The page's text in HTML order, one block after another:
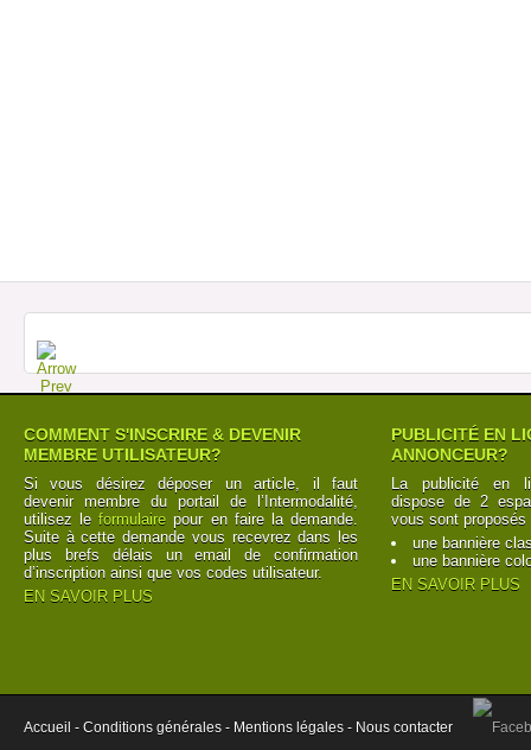
COMMENT S'INSCRIRE & DEVENIR
MEMBRE UTILISATEUR?
Si vous désirez déposer un article, il faut
devenir membre du portail de l’Intermodalité,
utilisez leformulaire pour en faire la demande.
Suite à cette demande vous recevrez dans les
plus brefs délais un email de confirmation
d’inscription ainsi que vos codes utilisateur.
EN SAVOIR PLUS
PUBLICITÉ EN
ANNONCEUR?
La publicité en
dispose de 2
vous sont proposés
une bannière
une bannière
EN SAVOIR PLUS
Accueil - Conditions générales - Mentions légales - Nous contacter